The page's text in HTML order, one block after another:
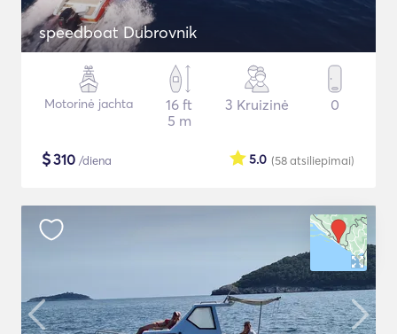
speedboat Dubrovnik
Motorinė jachta
16 ft
5 m
3 Kruizinė 0
$310 /diena (58atsiliepimai)
5.0